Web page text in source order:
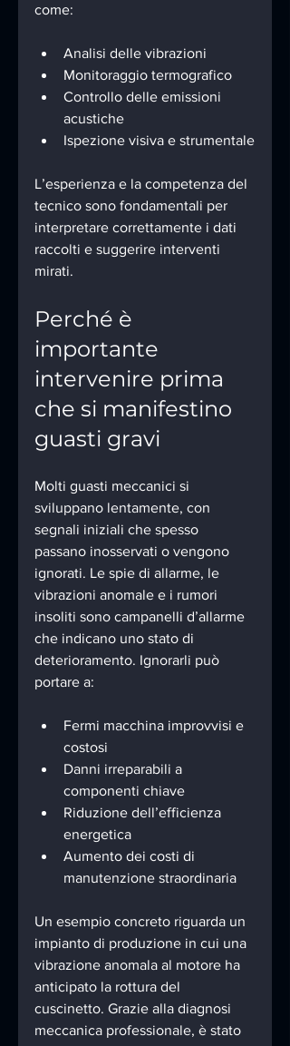
come:
Analisi delle vibrazioni
Monitoraggio termografico
Controllo delle emissioni
acustiche
Ispezione visiva e strumentale
L’esperienza e la competenza del
tecnico sono fondamentali per
interpretare correttamente i dati
raccolti e suggerire interventi
mirati.
Perché è
importante
intervenire prima
che si manifestino
guasti gravi
Molti guasti meccanici si
sviluppano lentamente, con
segnali iniziali che spesso
passano inosservati o vengono
ignorati. Le spie di allarme, le
vibrazioni anomale e i rumori
insoliti sono campanelli d’allarme
che indicano uno stato di
deterioramento. Ignorarli può
portare a:
Fermi macchina improvvisi e
costosi
Danni irreparabili a
componenti chiave
Riduzione dell’efficienza
energetica
Aumento dei costi di
manutenzione straordinaria
Un esempio concreto riguarda un
impianto di produzione in cui una
vibrazione anomala al motore ha
anticipato la rottura del
cuscinetto. Grazie alla diagnosi
meccanica professionale, è stato